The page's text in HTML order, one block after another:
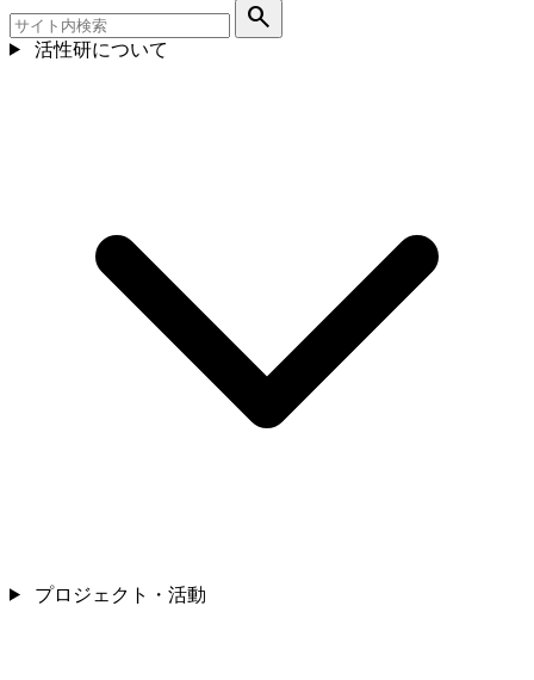
search
活性研について
プロジェクト・活動